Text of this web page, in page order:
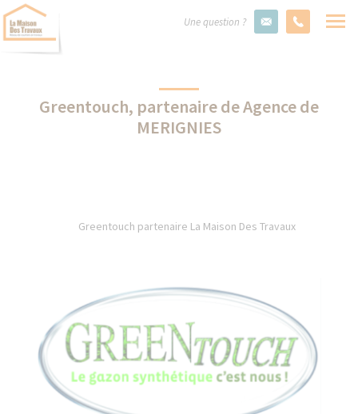
Une question ?
Greentouch, partenaire de Agence de
MERIGNIES
Greentouch partenaire La Maison Des Travaux